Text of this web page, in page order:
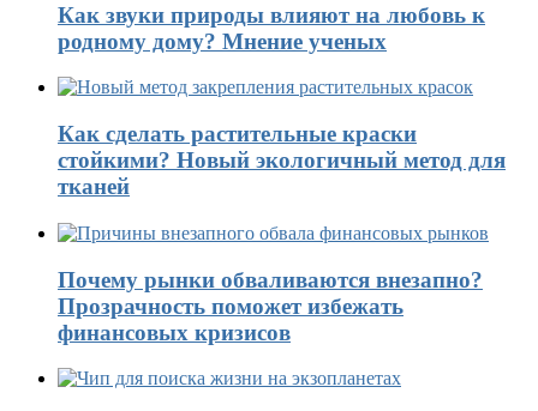
Как звуки природы влияют на любовь к
родному дому? Мнение ученых
Как сделать растительные краски
стойкими? Новый экологичный метод для
тканей
Почему рынки обваливаются внезапно?
Прозрачность поможет избежать
финансовых кризисов